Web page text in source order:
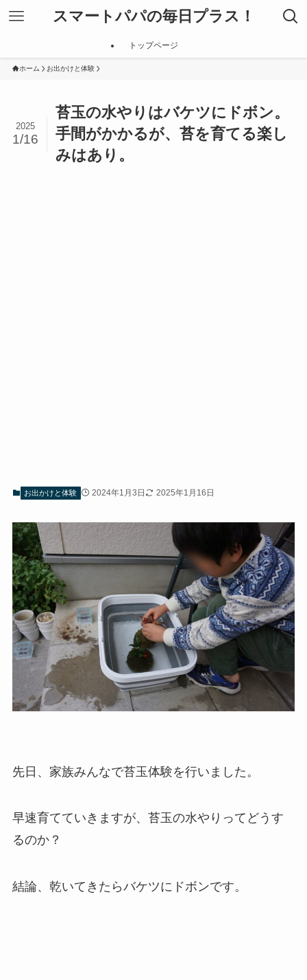
スマートパパの毎日プラス！
トップページ
ホーム お出かけと体験
苔玉の水やりはバケツにドボン。
手間がかかるが、苔を育てる楽し
みはあり。
2025
1/16
お出かけと体験 2024年1月3日 2025年1月16日
先日、家族みんなで苔玉体験を行いました。
早速育てていきますが、苔玉の水やりってどうす
るのか？
結論、乾いてきたらバケツにドボンです。